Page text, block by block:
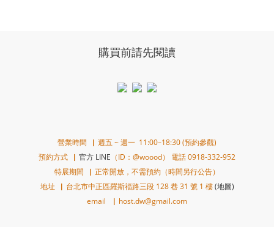
購買前請先閱讀
營業時間▕ 週五 ~ 週一 11:00–18:30 (預約參觀)
預約方式▕ 官方 LINE （ID：@woood） 電話 0918-332-952
特展期間▕ 正常開放，不需預約（時間另行公告）
地址▕ 台北市中正區羅斯福路三段 128 巷 31 號 1 樓(地圖)
email ▕ host.dw@gmail.com